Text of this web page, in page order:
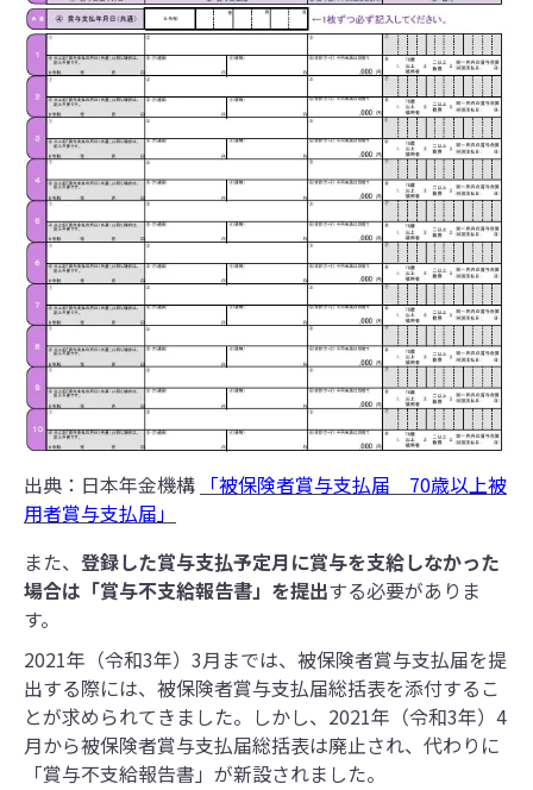
出典：日本年金機構 「被保険者賞与支払届 70歳以上被
用者賞与支払届」
また、 登録した賞与支払予定月に賞与を支給しなかった
場合は「賞与不支給報告書」を提出する必要がありま
す。
2021年（令和3年）3月までは、被保険者賞与支払届を提
出する際には、被保険者賞与支払届総括表を添付するこ
とが求められてきました。しかし、2021年（令和3年）4
月から被保険者賞与支払届総括表は廃止され、代わりに
「賞与不支給報告書」が新設されました。